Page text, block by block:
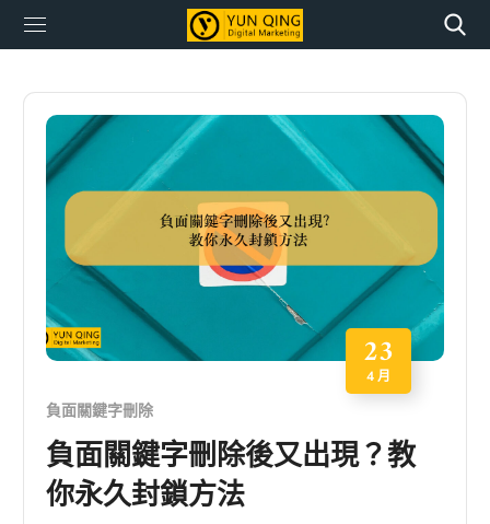
23
4 月
負面關鍵字刪除
負面關鍵字刪除後又出現？教
你永久封鎖方法